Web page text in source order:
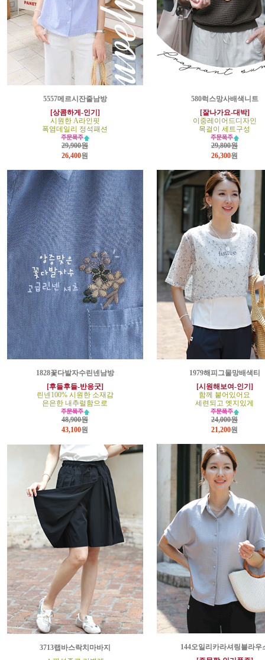
5557메르시잔줄남방
[상콤하게-인기]
시원한 A라인핏
폭염데일리 정석패션
29,900원
26,400원
580럭스망사배색니트
[잘나가요-대박]
이중레이어드디자인
목걸이 세트구성
29,800원
26,300원
1828꽃다발자수린넨남방
[후들후들-반응굿]
린넨100% 시원한 소재감
은은한 내추럴함으로
48,900원
43,100원
1979해피그물망배색티
[시원해보여-인기]
함께 붙어있어요
세련되고 엣지있게
24,000원
21,200원
3713랩바스락치마바지
144오일리카라셔링블라우